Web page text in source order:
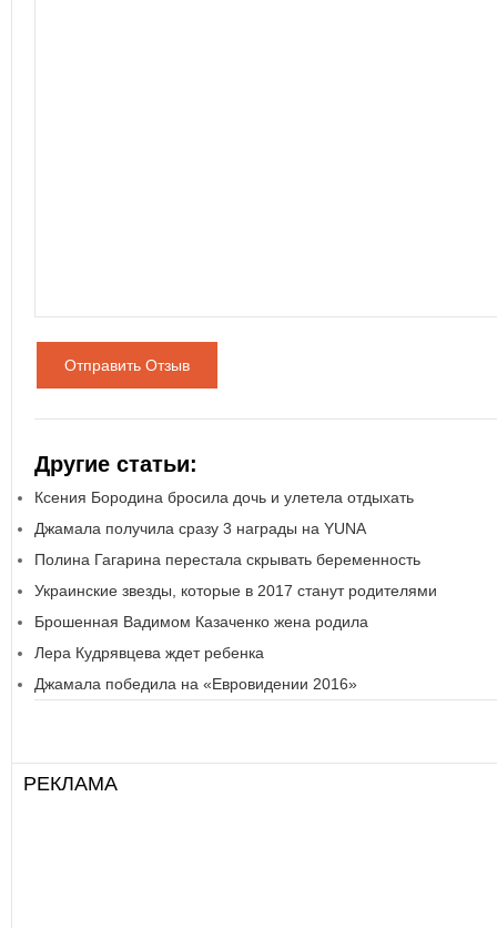
Отправить Отзыв
Другие статьи:
Ксения Бородина бросила дочь и улетела отдыхать
Джамала получила сразу 3 награды на YUNA
Полина Гагарина перестала скрывать беременность
Украинские звезды, которые в 2017 станут родителями
Брошенная Вадимом Казаченко жена родила
Лера Кудрявцева ждет ребенка
Джамала победила на «Евровидении 2016»
РЕКЛАМА